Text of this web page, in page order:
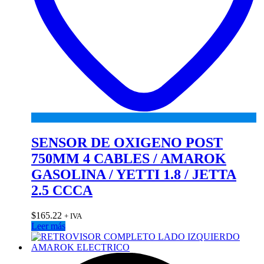
SENSOR DE OXIGENO POST
750MM 4 CABLES / AMAROK
GASOLINA / YETTI 1.8 / JETTA
2.5 CCCA
$165.22 + IVA
Leer más